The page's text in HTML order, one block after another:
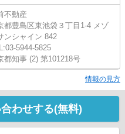
不動産
都豊島区東池袋３丁目1-4 メゾ
ンシャイン 842
5944-5825
都知事 (2) 第101218号
情報の見方
わせする(無料)